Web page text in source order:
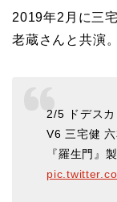
2019年2月に三
老蔵さんと共演。
2/5 ドデスカ
V6 三宅健
『羅生門』